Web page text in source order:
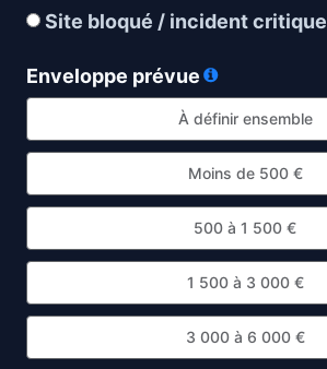
Site bloqué / incident critique
Enveloppe prévue
À définir ensemble
Moins de 500 €
500 à 1 500 €
1 500 à 3 000 €
3 000 à 6 000 €